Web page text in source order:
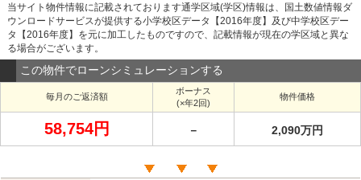
当サイト物件情報に記載されております通学区域(学区)情報は、国土数値情報ダ
ウンロードサービスが提供する小学校区データ【2016年度】及び中学校区デー
タ【2016年度】を元に加工したものですので、記載情報が現在の学区域と異な
る場合がございます。
この物件でローンシミュレーションする
毎月のご返済額
ボーナス
(×年2回)
物件価格
58,754円 － 2,090万円